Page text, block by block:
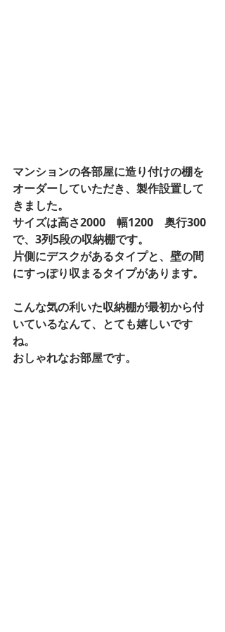
マンションの各部屋に造り付けの棚を
オーダーしていただき、製作設置して
きました。
サイズは高さ2000　幅1200　奥行300
で、3列5段の収納棚です。
片側にデスクがあるタイプと、壁の間
にすっぽり収まるタイプがあります。
こんな気の利いた収納棚が最初から付
いているなんて、とても嬉しいです
ね。
おしゃれなお部屋です。